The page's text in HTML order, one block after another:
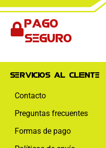
Pago
seguro
Servicios al cliente
Contacto
Preguntas frecuentes
Formas de pago